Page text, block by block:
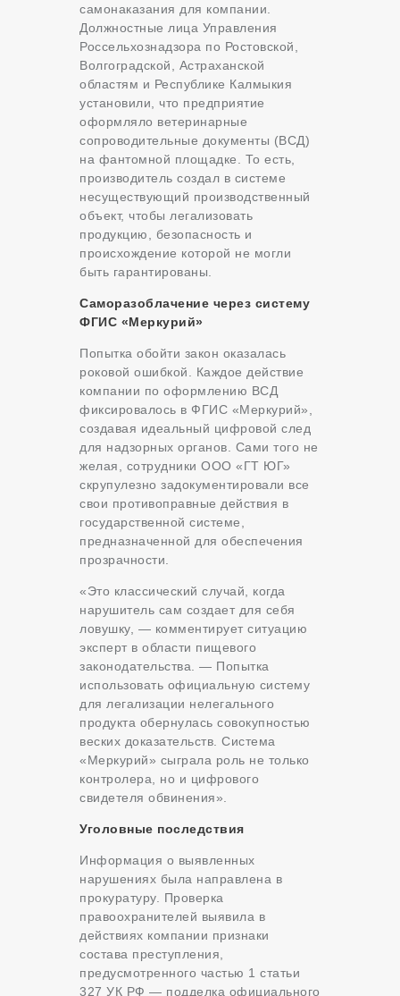
самонаказания для компании.
Должностные лица Управления
Россельхознадзора по Ростовской,
Волгоградской, Астраханской
областям и Республике Калмыкия
установили, что предприятие
оформляло ветеринарные
сопроводительные документы (ВСД)
на фантомной площадке. То есть,
производитель создал в системе
несуществующий производственный
объект, чтобы легализовать
продукцию, безопасность и
происхождение которой не могли
быть гарантированы.
Саморазоблачение через систему
ФГИС «Меркурий»
Попытка обойти закон оказалась
роковой ошибкой. Каждое действие
компании по оформлению ВСД
фиксировалось в ФГИС «Меркурий»,
создавая идеальный цифровой след
для надзорных органов. Сами того не
желая, сотрудники ООО «ГТ ЮГ»
скрупулезно задокументировали все
свои противоправные действия в
государственной системе,
предназначенной для обеспечения
прозрачности.
«Это классический случай, когда
нарушитель сам создает для себя
ловушку, — комментирует ситуацию
эксперт в области пищевого
законодательства. — Попытка
использовать официальную систему
для легализации нелегального
продукта обернулась совокупностью
веских доказательств. Система
«Меркурий» сыграла роль не только
контролера, но и цифрового
свидетеля обвинения».
Уголовные последствия
Информация о выявленных
нарушениях была направлена в
прокуратуру. Проверка
правоохранителей выявила в
действиях компании признаки
состава преступления,
предусмотренного частью 1 статьи
327 УК РФ — подделка официального